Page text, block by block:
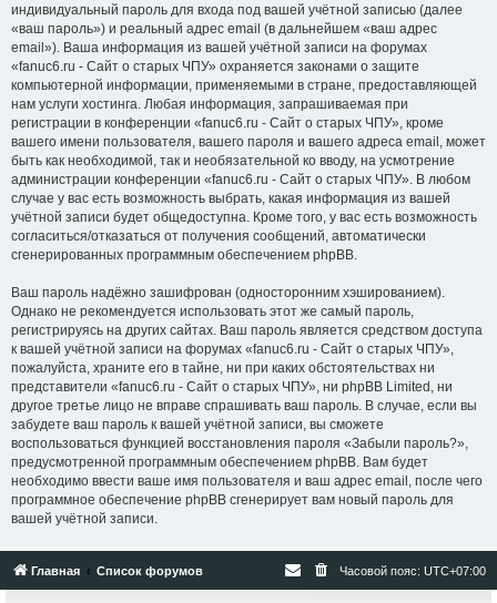
индивидуальный пароль для входа под вашей учётной записью (далее
«ваш пароль») и реальный адрес email (в дальнейшем «ваш адрес
email»). Ваша информация из вашей учётной записи на форумах
«fanuc6.ru - Сайт о старых ЧПУ» охраняется законами о защите
компьютерной информации, применяемыми в стране, предоставляющей
нам услуги хостинга. Любая информация, запрашиваемая при
регистрации в конференции «fanuc6.ru - Сайт о старых ЧПУ», кроме
вашего имени пользователя, вашего пароля и вашего адреса email, может
быть как необходимой, так и необязательной ко вводу, на усмотрение
администрации конференции «fanuc6.ru - Сайт о старых ЧПУ». В любом
случае у вас есть возможность выбрать, какая информация из вашей
учётной записи будет общедоступна. Кроме того, у вас есть возможность
согласиться/отказаться от получения сообщений, автоматически
сгенерированных программным обеспечением phpBB.
Ваш пароль надёжно зашифрован (односторонним хэшированием).
Однако не рекомендуется использовать этот же самый пароль,
регистрируясь на других сайтах. Ваш пароль является средством доступа
к вашей учётной записи на форумах «fanuc6.ru - Сайт о старых ЧПУ»,
пожалуйста, храните его в тайне, ни при каких обстоятельствах ни
представители «fanuc6.ru - Сайт о старых ЧПУ», ни phpBB Limited, ни
другое третье лицо не вправе спрашивать ваш пароль. В случае, если вы
забудете ваш пароль к вашей учётной записи, вы сможете
воспользоваться функцией восстановления пароля «Забыли пароль?»,
предусмотренной программным обеспечением phpBB. Вам будет
необходимо ввести ваше имя пользователя и ваш адрес email, после чего
программное обеспечение phpBB сгенерирует вам новый пароль для
вашей учётной записи.
Главная Список форумов Часовой пояс: UTC+07:00